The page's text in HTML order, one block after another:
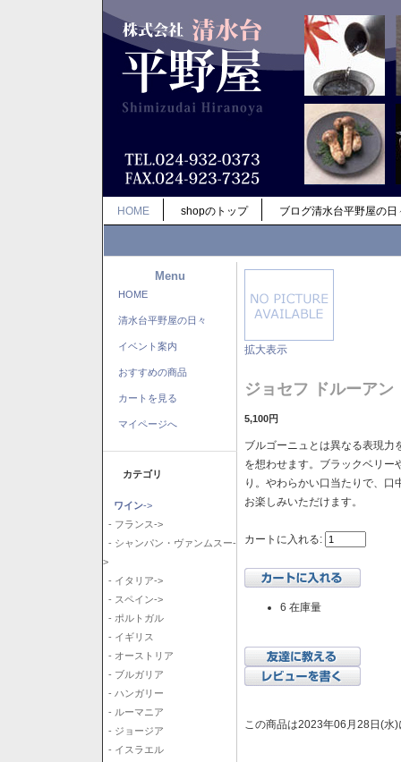
HOME shopのトップ ブログ清水台平野屋の日
Menu
HOME
清水台平野屋の日々
イベント案内
おすすめの商品
カートを見る
マイページへ
カテゴリ
ワイン->
- フランス->
- シャンパン・ヴァンムスー-
>
- イタリア->
- スペイン->
- ポルトガル
- イギリス
- オーストリア
- ブルガリア
- ハンガリー
- ルーマニア
- ジョージア
- イスラエル
拡大表示
ジョセフ ドルーア
5,100円
ブルゴーニュとは異なる表現力
を想わせます。ブラックベリー
り。やわらかい口当たりで、
お楽しみいただけます。
カートに入れる:
6 在庫量
この商品は2023年06月28日(水